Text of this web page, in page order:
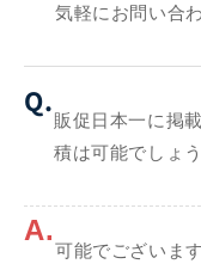
気軽にお問い合
Q.
販促日本一に掲
積は可能でしょ
A.
可能でございま